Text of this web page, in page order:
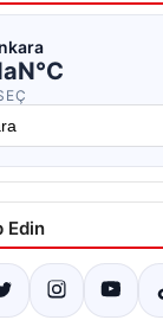
Edin